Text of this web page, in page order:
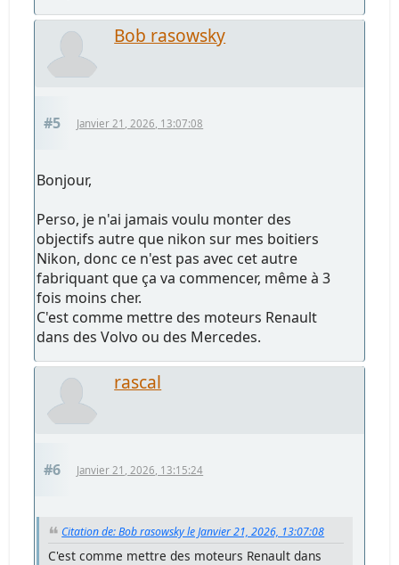
Bob rasowsky
#5 Janvier 21, 2026, 13:07:08
Bonjour,
Perso, je n'ai jamais voulu monter des
objectifs autre que nikon sur mes boitiers
Nikon, donc ce n'est pas avec cet autre
fabriquant que ça va commencer, même à 3
fois moins cher.
C'est comme mettre des moteurs Renault
dans des Volvo ou des Mercedes.
rascal
#6 Janvier 21, 2026, 13:15:24
Citation de: Bob rasowsky le Janvier 21, 2026, 13:07:08
C'est comme mettre des moteurs Renault dans